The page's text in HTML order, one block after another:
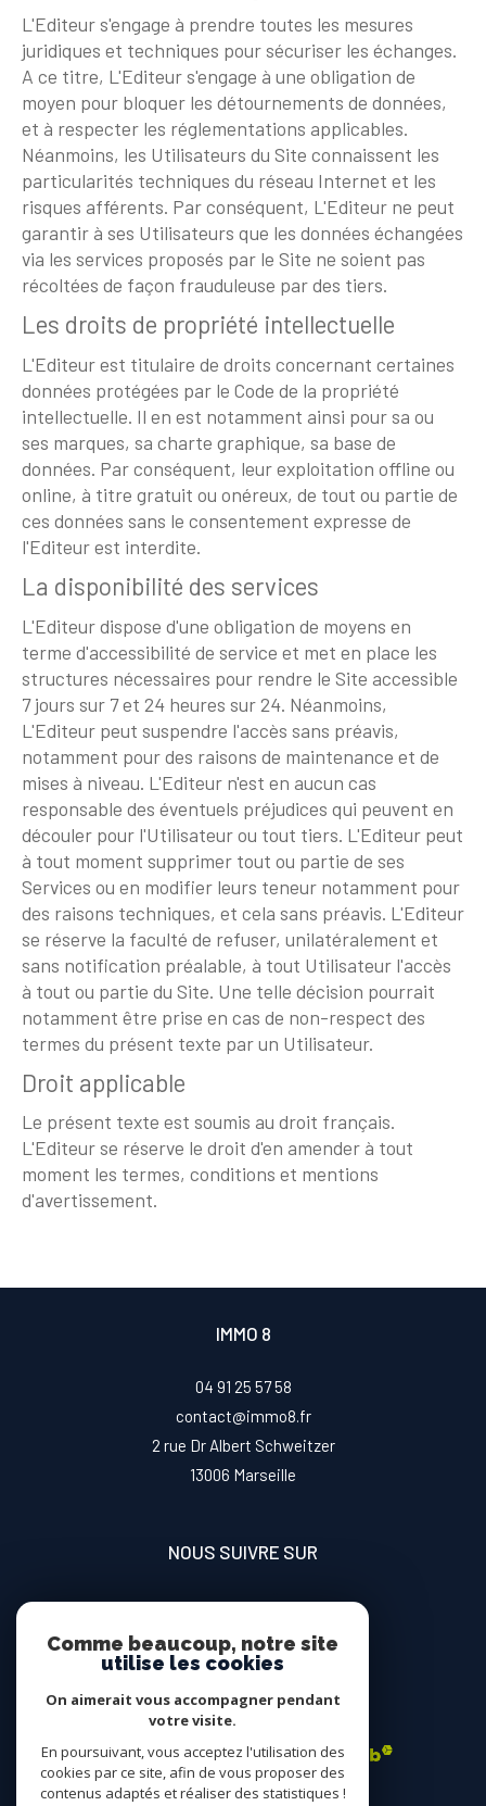
L'Editeur s'engage à prendre toutes les mesures
juridiques et techniques pour sécuriser les échanges.
A ce titre, L'Editeur s'engage à une obligation de
moyen pour bloquer les détournements de données,
et à respecter les réglementations applicables.
Néanmoins, les Utilisateurs du Site connaissent les
particularités techniques du réseau Internet et les
risques afférents. Par conséquent, L'Editeur ne peut
garantir à ses Utilisateurs que les données échangées
via les services proposés par le Site ne soient pas
récoltées de façon frauduleuse par des tiers.
Les droits de propriété intellectuelle
L'Editeur est titulaire de droits concernant certaines
données protégées par le Code de la propriété
intellectuelle. Il en est notamment ainsi pour sa ou
ses marques, sa charte graphique, sa base de
données. Par conséquent, leur exploitation offline ou
online, à titre gratuit ou onéreux, de tout ou partie de
ces données sans le consentement expresse de
l'Editeur est interdite.
La disponibilité des services
L'Editeur dispose d'une obligation de moyens en
terme d'accessibilité de service et met en place les
structures nécessaires pour rendre le Site accessible
7 jours sur 7 et 24 heures sur 24. Néanmoins,
L'Editeur peut suspendre l'accès sans préavis,
notamment pour des raisons de maintenance et de
mises à niveau. L'Editeur n'est en aucun cas
responsable des éventuels préjudices qui peuvent en
découler pour l'Utilisateur ou tout tiers. L'Editeur peut
à tout moment supprimer tout ou partie de ses
Services ou en modifier leurs teneur notamment pour
des raisons techniques, et cela sans préavis. L'Editeur
se réserve la faculté de refuser, unilatéralement et
sans notification préalable, à tout Utilisateur l'accès
à tout ou partie du Site. Une telle décision pourrait
notamment être prise en cas de non-respect des
termes du présent texte par un Utilisateur.
Droit applicable
Le présent texte est soumis au droit français.
L'Editeur se réserve le droit d'en amender à tout
moment les termes, conditions et mentions
d'avertissement.
IMMO 8
04 91 25 57 58
contact@immo8.fr
2 rue Dr Albert Schweitzer
13006
marseille
NOUS SUIVRE SUR
ADHÉRENTS
Comme beaucoup, notre site
utilise les cookies
On aimerait vous accompagner pendant
votre visite.
En poursuivant, vous acceptez l'utilisation des
cookies par ce site, afin de vous proposer des
contenus adaptés et réaliser des statistiques !